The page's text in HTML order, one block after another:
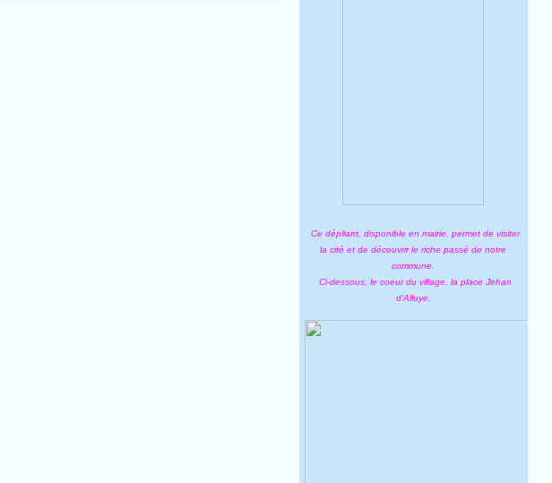
Ce dépliant, disponible en mairie, permet de visiter
la cité et de découvrir le riche passé de notre
commune.
Ci-dessous, le coeur du village, la place Jehan
d'Alluye.